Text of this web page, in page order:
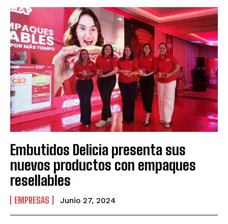
Embutidos Delicia presenta sus
nuevos productos con empaques
resellables
EMPRESAS Junio 27, 2024